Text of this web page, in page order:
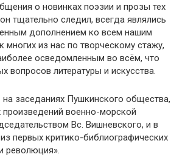
о новинках поэзии и прозы тех
тщательно следил, всегда являлись
дополнением ко всем нашим
многих из нас по творческому стажу,
осведомленным во всём, что
вопросов литературы и искусства.
на заседаниях Пушкинского общества,
военно-морской
Вс. Вишневского, и в
первых критико-библиографических
революция».